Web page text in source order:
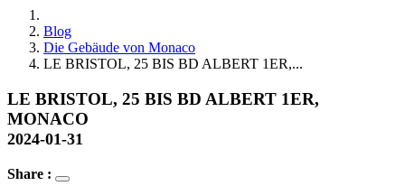
Blog
Die Gebäude von Monaco
LE BRISTOL, 25 BIS BD ALBERT 1ER,...
LE BRISTOL, 25 BIS BD ALBERT 1ER,
MONACO
2024-01-31
Share :